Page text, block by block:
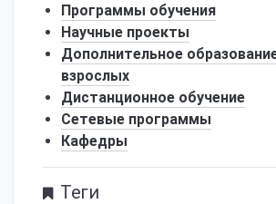
Программы обучения
Научные проекты
Дополнительное
взрослых
Дистанционное обучение
Сетевые программы
Кафедры
Теги